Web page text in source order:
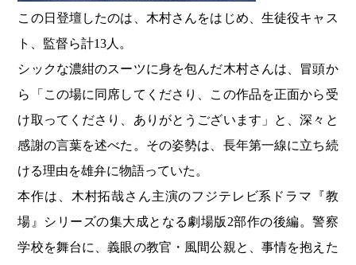
この日登壇したのは、木村さんをはじめ、生徒役キャス
ト、監督ら計13人。
シックな濃紺のスーツに身を包んだ木村さんは、冒頭か
ら「この場に同席してくださり、この作品を正面から受
け取ってくださり、ありがとうございます」と、深々と
感謝の言葉を述べた。その姿勢は、長年第一線に立ち続
ける理由を雄弁に物語っていた。
本作は、木村拓哉さん主演のフジテレビ系ドラマ『教
場』シリーズの集大成となる劇場版2部作の後編。警察
学校を舞台に、義眼の教官・風間公親と、事情を抱えた